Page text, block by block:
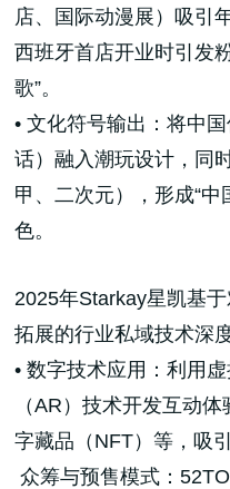
店、国际动漫展）吸引
西班牙首店开业时引发
歌”。
• 文化符号输出：将中
话）融入潮玩设计，同
甲、二次元），形成“
色。
2025年Starkay星凯基
拓展的行业私域技术深
• 数字技术应用：利用
（AR）技术开发互动
字藏品（NFT）等，吸
众筹与预售模式：